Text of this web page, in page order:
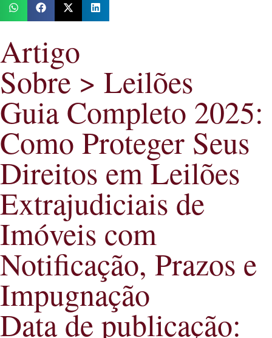
Artigo
Sobre > Leilões
Guia Completo 2025:
Como Proteger Seus
Direitos em Leilões
Extrajudiciais de
Imóveis com
Notificação, Prazos e
Impugnação
Data de publicação: